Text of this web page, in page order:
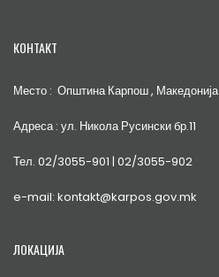
КОНТАКТ
Место : Општина Карпош , Македонија
Адреса : ул. Никола Русински бр.11
Тел. 02/3055-901 | 02/3055-902
e-mail: kontakt@karpos.gov.mk
ЛОКАЦИЈА